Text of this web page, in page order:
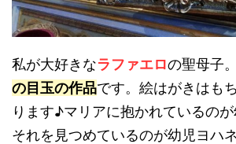
私が大好きなラファエロの聖母子。
の目玉の作品です。絵はがきはも
ります♪マリアに抱かれているのが
それを見つめているのが幼児ヨハネ